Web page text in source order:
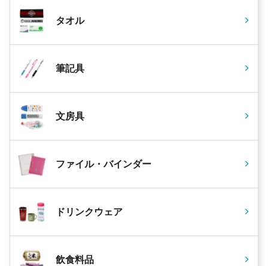
タオル
筆記具
文房具
ファイル・バインダー
ドリンクウェア
飲食料品